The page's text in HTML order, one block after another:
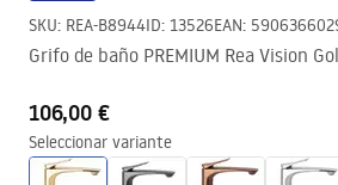
SKU: REA-B8944ID: 13526EAN:
Grifo de baño PREMIUM Rea Vision
106,00 €
Seleccionar variante